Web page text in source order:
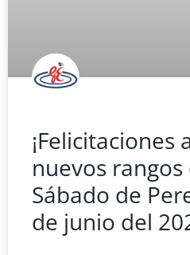
¡Felicitaciones
nuevos
Sábado de
de junio del